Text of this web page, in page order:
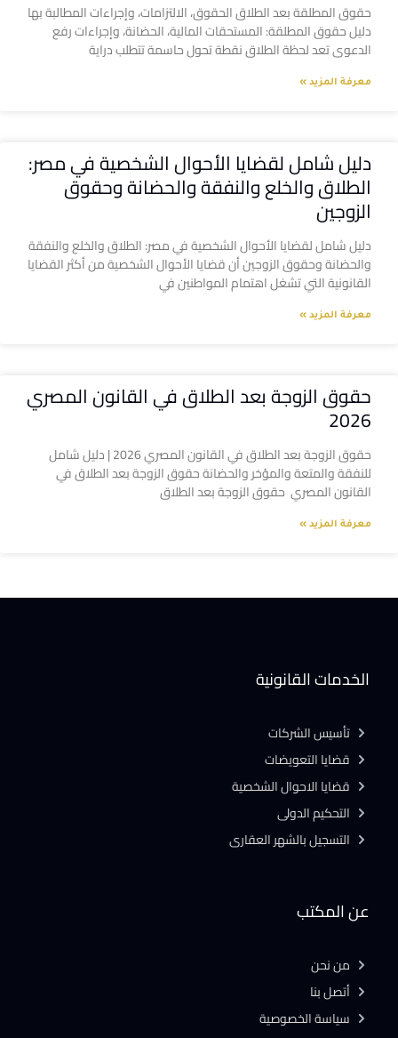
حقوق المطلقة بعد الطلاق الحقوق، الالتزامات، وإجراءات المطالبة بها
دليل حقوق المطلقة: المستحقات المالية، الحضانة، وإجراءات رفع
الدعوى تعد لحظة الطلاق نقطة تحول حاسمة تتطلب دراية
معرفة المزيد »
دليل شامل لقضايا الأحوال الشخصية في مصر:
الطلاق والخلع والنفقة والحضانة وحقوق
الزوجين
دليل شامل لقضايا الأحوال الشخصية في مصر: الطلاق والخلع والنفقة
والحضانة وحقوق الزوجين أن قضايا الأحوال الشخصية من أكثر القضايا
القانونية التي تشغل اهتمام المواطنين في
معرفة المزيد »
حقوق الزوجة بعد الطلاق في القانون المصري
2026
حقوق الزوجة بعد الطلاق في القانون المصري 2026 | دليل شامل
للنفقة والمتعة والمؤخر والحضانة حقوق الزوجة بعد الطلاق في
القانون المصري حقوق الزوجة بعد الطلاق
معرفة المزيد »
عن المكتب
من نحن
أتصل بنا
سياسة الخصوصية
الخدمات القانونية
تأسيس الشركات
قضايا التعويضات
قضايا الاحوال الشخصية
التحكيم الدولى
التسجيل بالشهر العقارى